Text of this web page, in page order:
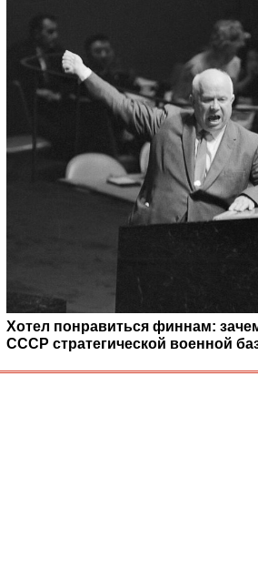
Хотел понравиться финнам:
СССР стратегической военной